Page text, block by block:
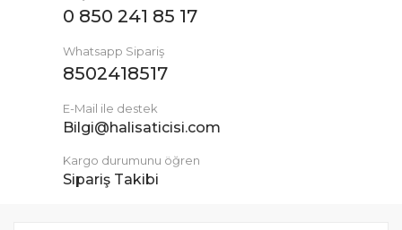
0 850 241 85 17
Whatsapp Sipariş
8502418517
E-Mail ile destek
Bilgi@halisaticisi.com
Kargo durumunu öğren
Sipariş Takibi